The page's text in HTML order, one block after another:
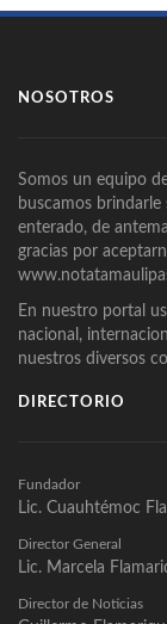
NOSOTROS
Somos un equipo
buscamos
enterado, de
gracias por
En nuestro portal
nacional,
nuestros diversos
DIRECTORIO
Fundador
Lic. Cuauhtémoc
Director General
Lic. Marcela
Director de Noticias